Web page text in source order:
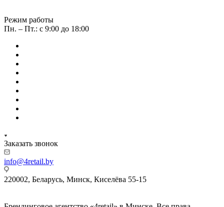
Режим работы
Пн. – Пт.: с 9:00 до 18:00
Заказать звонок
info@4retail.by
220002, Беларусь, Минск, Киселёва 55-15